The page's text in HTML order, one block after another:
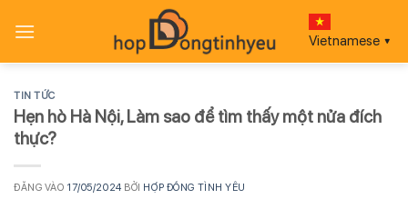
qua
Vietnamese ▼
TIN TỨC
Hẹn hò Hà Nội, Làm sao để tìm thấy một nửa đích
thực?
ĐĂNG VÀO 17/05/2024 BỞI HỢP ĐỒNG TÌNH YÊU